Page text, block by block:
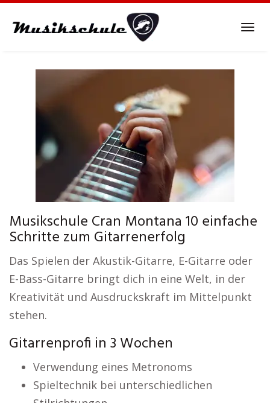
Musikschule Cran Montana 10 einfache
Schritte zum Gitarrenerfolg
Das Spielen der Akustik-Gitarre, E-Gitarre oder
E-Bass-Gitarre bringt dich in eine Welt, in der
Kreativität und Ausdruckskraft im Mittelpunkt
stehen.
Gitarrenprofi in 3 Wochen
Verwendung eines Metronoms
Spieltechnik bei unterschiedlichen